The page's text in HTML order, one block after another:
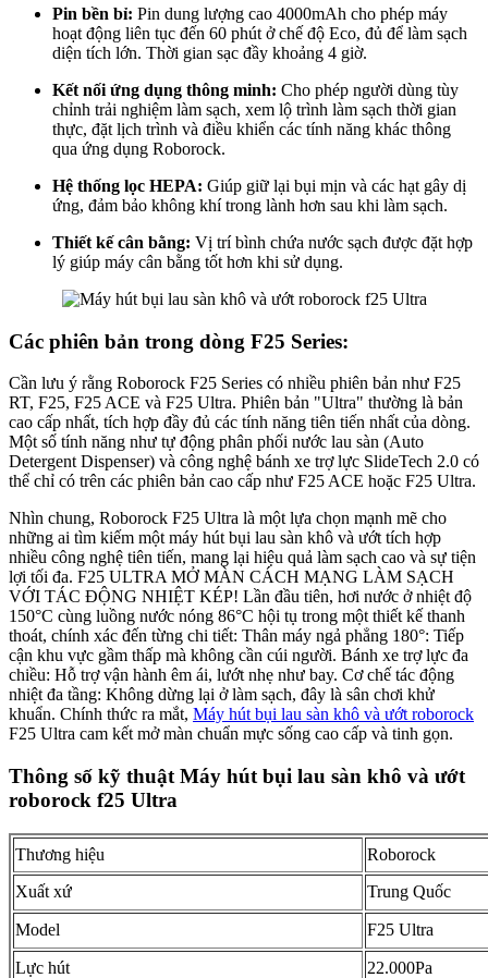
Pin bền bỉ: Pin dung lượng cao 4000mAh cho phép máy
hoạt động liên tục đến 60 phút ở chế độ Eco, đủ để làm sạch
diện tích lớn. Thời gian sạc đầy khoảng 4 giờ.
Kết nối ứng dụng thông minh: Cho phép người dùng tùy
chỉnh trải nghiệm làm sạch, xem lộ trình làm sạch thời gian
thực, đặt lịch trình và điều khiển các tính năng khác thông
qua ứng dụng Roborock.
Hệ thống lọc HEPA: Giúp giữ lại bụi mịn và các hạt gây dị
ứng, đảm bảo không khí trong lành hơn sau khi làm sạch.
Thiết kế cân bằng: Vị trí bình chứa nước sạch được đặt hợp
lý giúp máy cân bằng tốt hơn khi sử dụng.
Các phiên bản trong dòng F25 Series:
Cần lưu ý rằng Roborock F25 Series có nhiều phiên bản như F25
RT, F25, F25 ACE và F25 Ultra. Phiên bản "Ultra" thường là bản
cao cấp nhất, tích hợp đầy đủ các tính năng tiên tiến nhất của dòng.
Một số tính năng như tự động phân phối nước lau sàn (Auto
Detergent Dispenser) và công nghệ bánh xe trợ lực SlideTech 2.0 có
thể chỉ có trên các phiên bản cao cấp như F25 ACE hoặc F25 Ultra.
Nhìn chung, Roborock F25 Ultra là một lựa chọn mạnh mẽ cho
những ai tìm kiếm một máy hút bụi lau sàn khô và ướt tích hợp
nhiều công nghệ tiên tiến, mang lại hiệu quả làm sạch cao và sự tiện
lợi tối đa. F25 ULTRA MỞ MÀN CÁCH MẠNG LÀM SẠCH
VỚI TÁC ĐỘNG NHIỆT KÉP! Lần đầu tiên, hơi nước ở nhiệt độ
150°C cùng luồng nước nóng 86°C hội tụ trong một thiết kế thanh
thoát, chính xác đến từng chi tiết: Thân máy ngả phẳng 180°: Tiếp
cận khu vực gầm thấp mà không cần cúi người. Bánh xe trợ lực đa
chiều: Hỗ trợ vận hành êm ái, lướt nhẹ như bay. Cơ chế tác động
nhiệt đa tầng: Không dừng lại ở làm sạch, đây là sân chơi khử
khuẩn. Chính thức ra mắt, Máy hút bụi lau sàn khô và ướt roborock
F25 Ultra cam kết mở màn chuẩn mực sống cao cấp và tinh gọn.
Thông số kỹ thuật Máy hút bụi lau sàn khô và ướt
roborock f25 Ultra
Thương hiệu
Roborock
Xuất xứ
Trung Quốc
Model F25 Ultra
Lực hút 22.000Pa